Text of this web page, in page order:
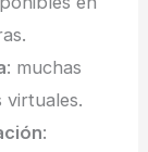
: muchas
virtuales.
: